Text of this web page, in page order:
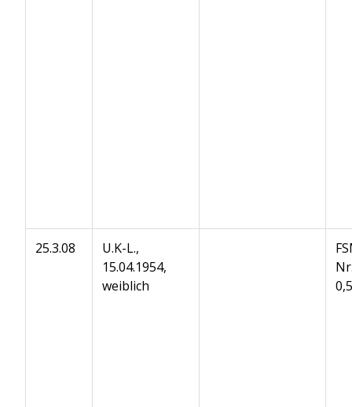
25.3.08
U.K-L.,
15.04.1954,
weiblich